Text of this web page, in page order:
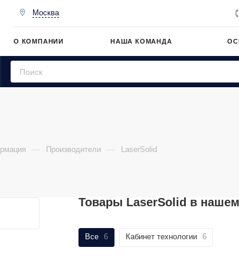
Москва
О КОМПАНИИ НАША КОМАНДА
— Производители — LaserSolid
Товары LaserSolid в
Все 6 Кабинет технологии 6